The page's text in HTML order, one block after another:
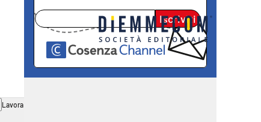
Iscriviti
Lavora con noi